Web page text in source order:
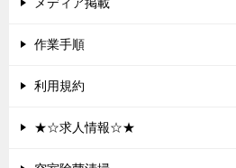
作業手順
利用規約
★☆求人情報☆★